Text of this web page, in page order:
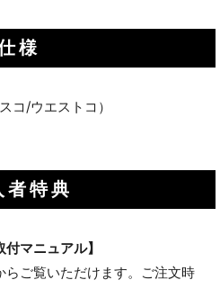
様
コ/ウエストコ）
者特典
マニュアル】
ご覧いただけます。ご注文時